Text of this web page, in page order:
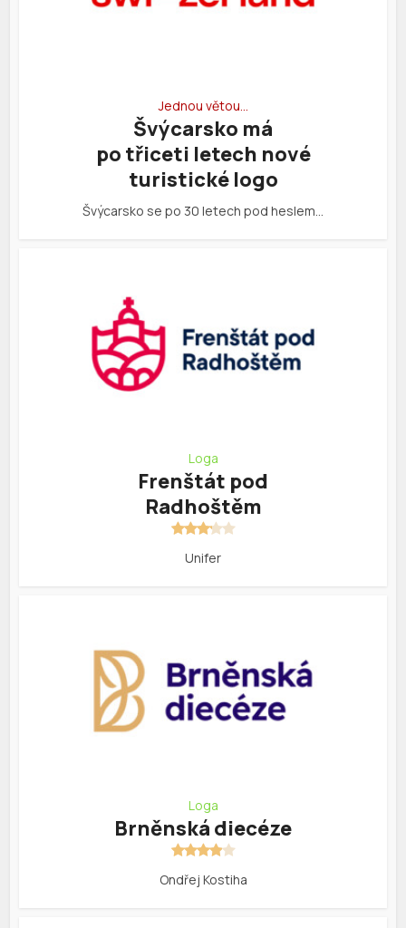
Jednou větou…
Švýcarsko má
po třiceti letech nové
turistické logo
Švýcarsko se po 30 letech pod heslem…
Loga
Frenštát pod
Radhoštěm
Unifer
Loga
Brněnská diecéze
Ondřej Kostiha